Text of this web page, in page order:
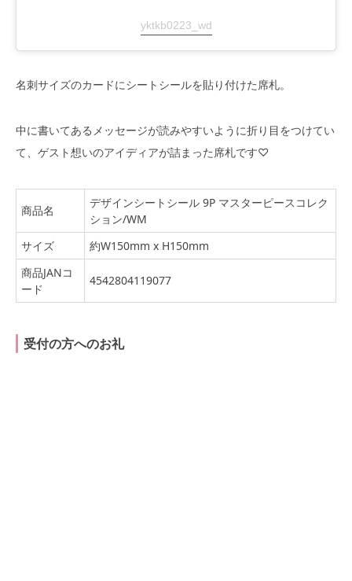
yktkb0223_wd
名刺サイズのカードにシートシールを貼り付けた席札。
中に書いてあるメッセージが読みやすいように折り目をつけてい
て、ゲスト想いのアイディアが詰まった席札です♡
商品名
デザインシートシール 9P マスターピースコレク
ション/WM
サイズ
約W150mm x H150mm
商品JANコ
ード
4542804119077
受付の方へのお礼